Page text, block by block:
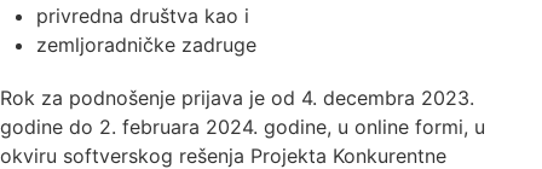
privredna društva kao i
zemljoradničke zadruge
Rok za podnošenje prijava je od 4. decembra 2023.
godine do 2. februara 2024. godine, u online formi, u
okviru softverskog rešenja Projekta Konkurentne